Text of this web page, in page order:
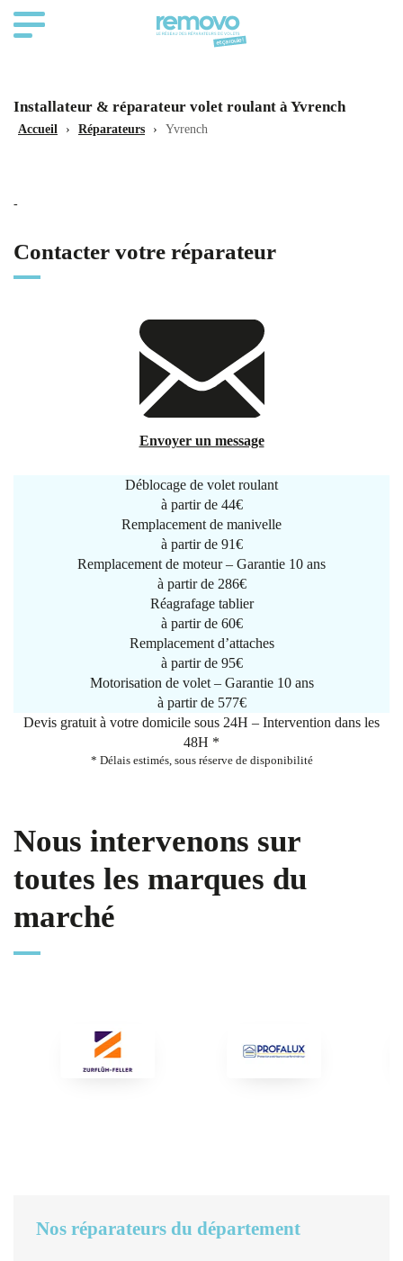
Installateur & réparateur volet roulant à Yvrench
Accueil › Réparateurs › Yvrench
-
Contacter votre réparateur
Envoyer un message
Déblocage de volet roulant
à partir de 44€
Remplacement de manivelle
à partir de 91€
Remplacement de moteur – Garantie 10 ans
à partir de 286€
Réagrafage tablier
à partir de 60€
Remplacement d’attaches
à partir de 95€
Motorisation de volet – Garantie 10 ans
à partir de 577€
Devis gratuit à votre domicile sous 24H – Intervention dans les
48H *
* Délais estimés, sous réserve de disponibilité
Nous intervenons sur
toutes les marques du
marché
Nos réparateurs du département